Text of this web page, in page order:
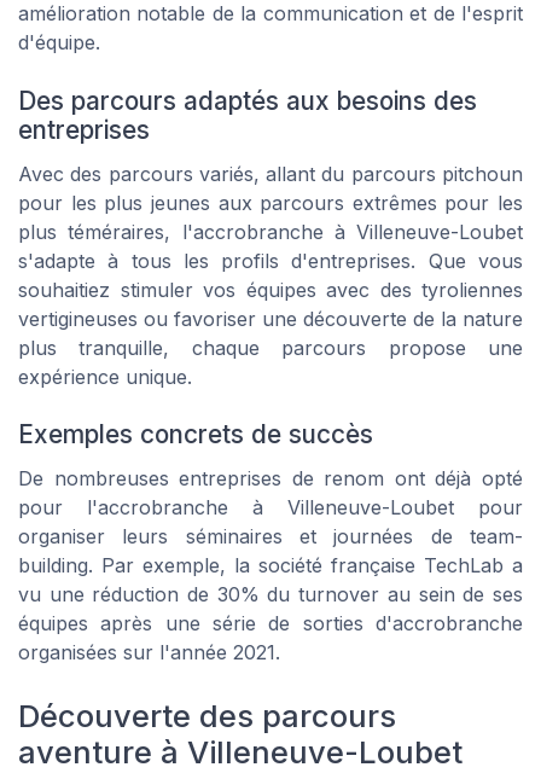
amélioration notable de la communication et de l'esprit
d'équipe.
Des parcours adaptés aux besoins des
entreprises
Avec des parcours variés, allant du parcours pitchoun
pour les plus jeunes aux parcours extrêmes pour les
plus téméraires, l'accrobranche à Villeneuve-Loubet
s'adapte à tous les profils d'entreprises. Que vous
souhaitiez stimuler vos équipes avec des tyroliennes
vertigineuses ou favoriser une découverte de la nature
plus tranquille, chaque parcours propose une
expérience unique.
Exemples concrets de succès
De nombreuses entreprises de renom ont déjà opté
pour l'accrobranche à Villeneuve-Loubet pour
organiser leurs séminaires et journées de team-
building. Par exemple, la société française TechLab a
vu une réduction de 30% du turnover au sein de ses
équipes après une série de sorties d'accrobranche
organisées sur l'année 2021.
Découverte des parcours
aventure à Villeneuve-Loubet